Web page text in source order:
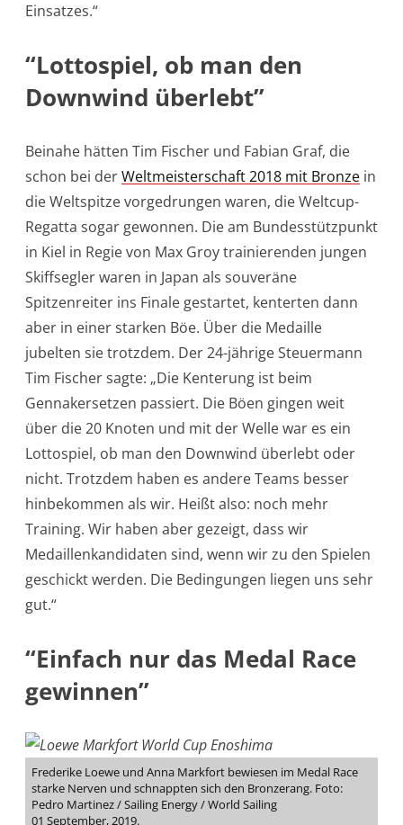
Einsatzes.“
“Lottospiel, ob man den
Downwind überlebt”
Beinahe hätten Tim Fischer und Fabian Graf, die
schon bei derWeltmeisterschaft 2018 mit Bronze in
die Weltspitze vorgedrungen waren, die Weltcup-
Regatta sogar gewonnen. Die am Bundesstützpunkt
in Kiel in Regie von Max Groy trainierenden jungen
Skiffsegler waren in Japan als souveräne
Spitzenreiter ins Finale gestartet, kenterten dann
aber in einer starken Böe. Über die Medaille
jubelten sie trotzdem. Der 24-jährige Steuermann
Tim Fischer sagte: „Die Kenterung ist beim
Gennakersetzen passiert. Die Böen gingen weit
über die 20 Knoten und mit der Welle war es ein
Lottospiel, ob man den Downwind überlebt oder
nicht. Trotzdem haben es andere Teams besser
hinbekommen als wir. Heißt also: noch mehr
Training. Wir haben aber gezeigt, dass wir
Medaillenkandidaten sind, wenn wir zu den Spielen
geschickt werden. Die Bedingungen liegen uns sehr
gut.“
“Einfach nur das Medal Race
gewinnen”
Frederike Loewe und Anna Markfort bewiesen im Medal Race
starke Nerven und schnappten sich den Bronzerang. Foto:
Pedro Martinez / Sailing Energy / World Sailing
01 September, 2019.